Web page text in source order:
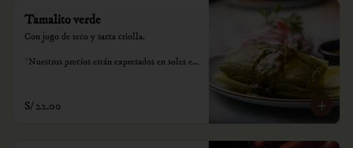
Tamalito verde
Con jugo de seco y sarza criolla.
*Nuestros precios están expresados en soles e
S/ 22.00